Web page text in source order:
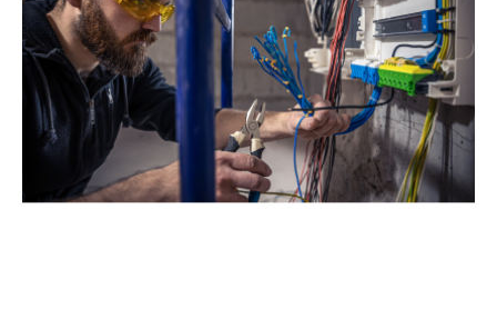
Tester continuité entre tableau
Service Electricien